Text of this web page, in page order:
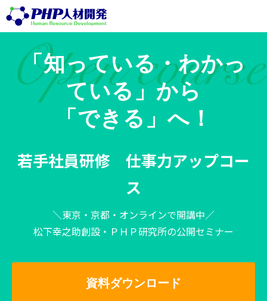
「知っている・わかっ
ている」から
「できる」へ！
若手社員研修 仕事力アップコー
ス
＼東京・京都・オンラインで開講中／
松下幸之助創設・ＰＨＰ研究所の公開セミナー
資料ダウンロード